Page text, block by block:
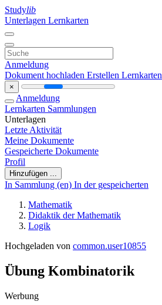
Studylib
Unterlagen Lernkarten
Anmeldung
Dokument hochladen Erstellen Lernkarten
×
Anmeldung
Lernkarten Sammlungen
Unterlagen
Letzte Aktivität
Meine Dokumente
Gespeicherte Dokumente
Profil
Hinzufügen ...
In Sammlung (en) In der gespeicherten
Mathematik
Didaktik der Mathematik
Logik
Hochgeladen von common.user10855
Übung Kombinatorik
Werbung